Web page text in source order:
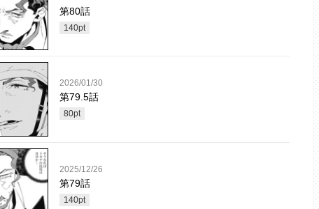
第80話
140pt
2026/01/30
第79.5話
80pt
2025/12/26
第79話
140pt